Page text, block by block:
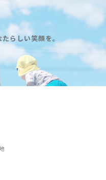
らしい笑顔を。